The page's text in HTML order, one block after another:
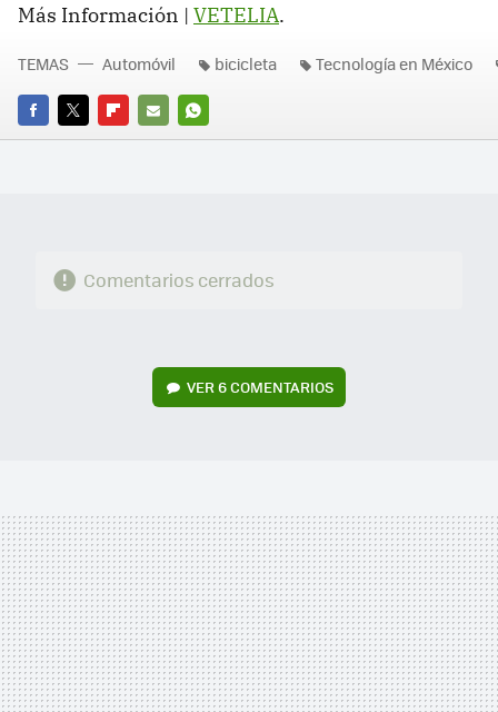
Más Información | VETELIA.
FACEBOOK
TWITTERFLIPBOARD
E-
WHATSAPP
TEMAS Automóvil bicicleta Tecnología en México
Comentarios cerrados
VER6 COMENTARIOS